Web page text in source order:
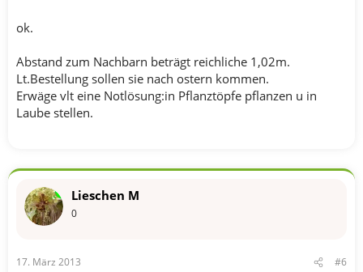
ok.
Abstand zum Nachbarn beträgt reichliche 1,02m.
Lt.Bestellung sollen sie nach ostern kommen.
Erwäge vlt eine Notlösung:in Pflanztöpfe pflanzen u in
Laube stellen.
Lieschen M
0
17. März 2013 #6